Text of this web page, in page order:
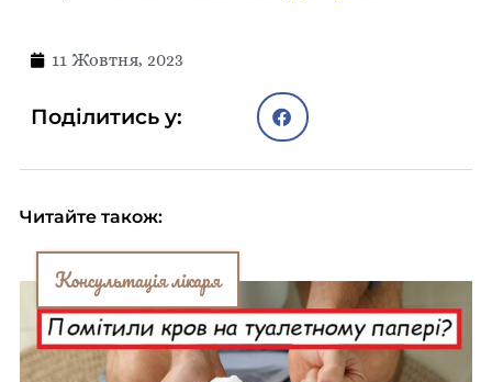
11 Жовтня, 2023
Поділитись у:
Читайте також:
Консультація лікаря